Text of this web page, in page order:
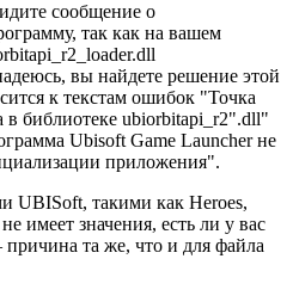
сообщение о
так как на вашем
вы найдете решение этой
к текстам ошибок "Точка
в библиотеке ubiorbitapi_r2".dll"
Ubisoft Game Launcher не
приложения".
UBISoft, такими как Heroes,
имеет значения, есть ли у вас
та же, что и для файла